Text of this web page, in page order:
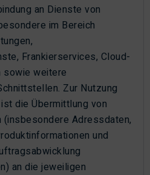
an Dienste von
im Bereich
Frankierservices, Cloud-
sowie weitere
Zur Nutzung
ist die Übermittlung von
(insbesondere Adressdaten,
und
an die jeweiligen